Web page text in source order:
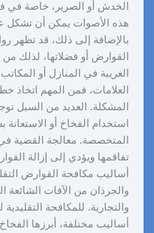
الخدش أو الصرير، خاصة في
هذه الأصوات يمكن أن تشكل
بالإضافة إلى ذلك، قد تظهر
القوارض أو فضلاتها، لذلك
الغريبة في المنازل أو
العلامات، فمن المهم اتخاذ
المشكلة. العديد من السبل
استخدام الفخاخ أو
المتخصصة. معالجة القضية
تفاقمها ويؤدي إلى إزالة
أساليب مكافحة القوارض
والجرذان من الآفات الشائعة
والتجارية. للمكافحة
أساليب مختلفة، أبرزها